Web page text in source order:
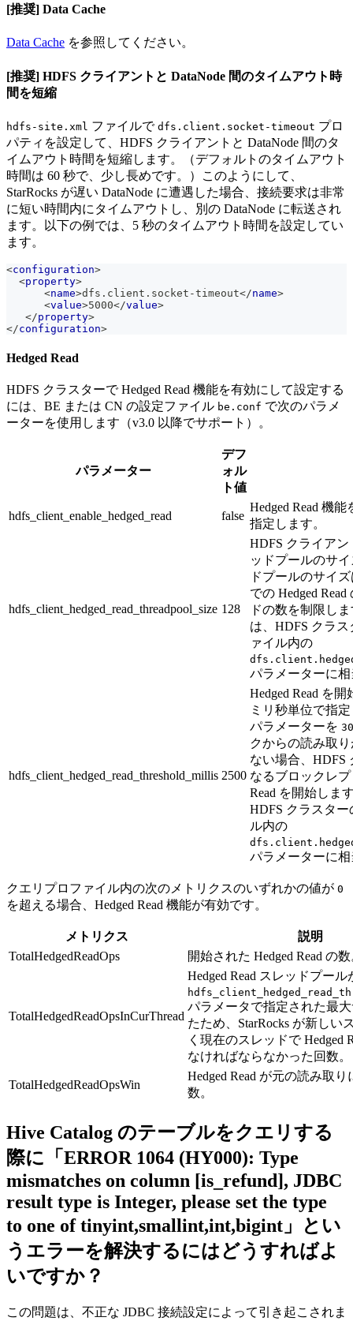
[推奨] Data Cache
Data Cache を参照してください。
[推奨] HDFS クライアントと DataNode 間のタイムアウト時
間を短縮
hdfs-site.xml ファイルで dfs.client.socket-timeout プロ
パティを設定して、HDFS クライアントと DataNode 間のタ
イムアウト時間を短縮します。（デフォルトのタイムアウト
時間は 60 秒で、少し長めです。）このようにして、
StarRocks が遅い DataNode に遭遇した場合、接続要求は非常
に短い時間内にタイムアウトし、別の DataNode に転送され
ます。以下の例では、5 秒のタイムアウト時間を設定してい
ます。
<configuration>
<property>
<name>dfs.client.socket-timeout</name>
<value>5000</value>
</property>
</configuration>
Hedged Read
HDFS クラスターで Hedged Read 機能を有効にして設定する
には、BE または CN の設定ファイル be.conf で次のパラメ
ーターを使用します（v3.0 以降でサポート）。
パラメーター
デフ
ォル
ト値
hdfs_client_enable_hedged_read false
Hedged Read 機
指定します。
hdfs_client_hedged_read_threadpool_size 128
HDFS クライアン
ッドプールのサ
ドプールのサイ
での Hedged
ドの数を制限し
は、HDFS クラ
ァイル内の
パラメーターに
hdfs_client_hedged_read_threshold_millis 2500
Hedged Read を
ミリ秒単位で指
パラメーターを 30
クからの読み取
ない場合、HDFS
なるブロックレ
Read を開始しま
HDFS クラスタ
ル内の
パラメーターに
クエリプロファイル内の次のメトリクスのいずれかの値が 0
を超える場合、Hedged Read 機能が有効です。
メトリクス
説明
TotalHedgedReadOps
開始された Hedged Read の
TotalHedgedReadOpsInCurThread
Hedged Read スレッドプール
パラメータで指定された最
たため、StarRocks が新しい
く現在のスレッドで Hedged
なければならなかった回数。
TotalHedgedReadOpsWin
Hedged Read が元の読み取
数。
Hive Catalog のテーブルをクエリする
際に「ERROR 1064 (HY000): Type
mismatches on column [is_refund], JDBC
result type is Integer, please set the type
to one of tinyint,smallint,int,bigint」とい
うエラーを解決するにはどうすればよ
いですか？
この問題は、不正な JDBC 接続設定によって引き起こされま